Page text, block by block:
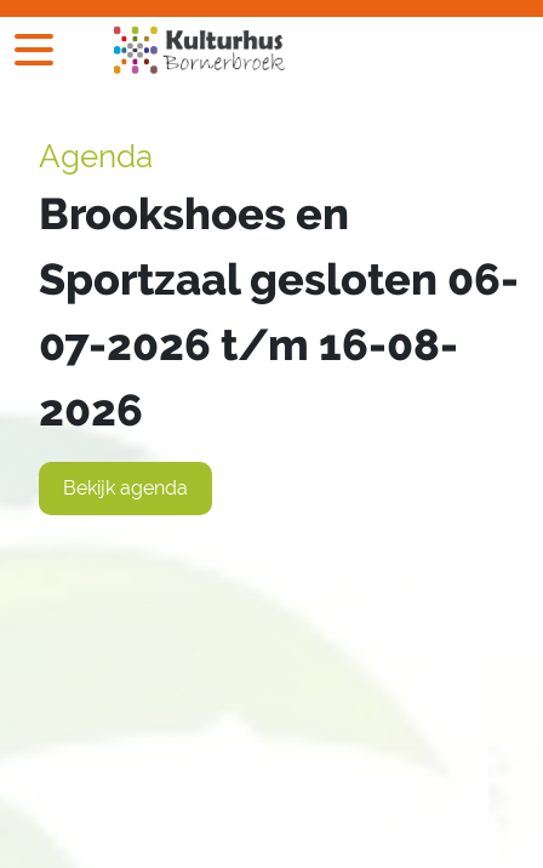
Agenda
Brookshoes en
Sportzaal gesloten 06-
07-2026 t/m 16-08-
2026
Bekijk agenda